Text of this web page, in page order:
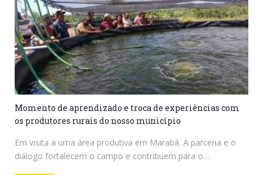
Momento de aprendizado e troca de experiências com
os produtores rurais do nosso município
Em visita a uma área produtiva em Marabá. A parceria e o
diálogo fortalecem o campo e contribuem para o…